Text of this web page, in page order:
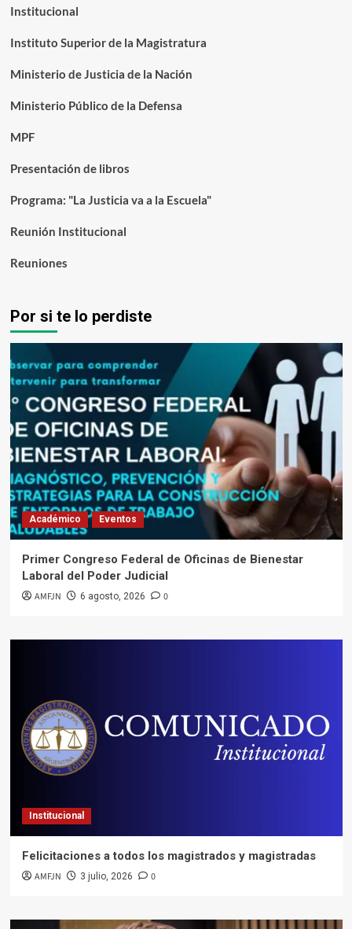
Institucional
Instituto Superior de la Magistratura
Ministerio de Justicia de la Nación
Ministerio Público de la Defensa
MPF
Presentación de libros
Programa: "La Justicia va a la Escuela"
Reunión Institucional
Reuniones
Por si te lo perdiste
Académico Eventos
Primer Congreso Federal de Oficinas de Bienestar
Laboral del Poder Judicial
AMFJN 6 agosto, 2026 0
Institucional
Felicitaciones a todos los magistrados y magistradas
AMFJN 3 julio, 2026 0